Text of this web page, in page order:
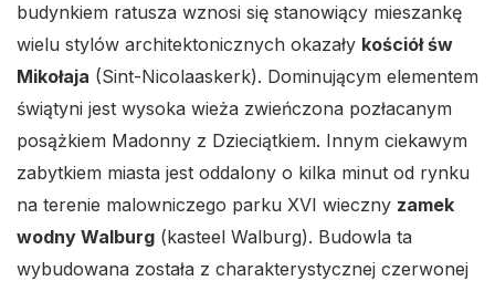
budynkiem ratusza wznosi się stanowiący mieszankę
wielu stylów architektonicznych okazały kościół św
Mikołaja (Sint-Nicolaaskerk). Dominującym elementem
świątyni jest wysoka wieża zwieńczona pozłacanym
posążkiem Madonny z Dzieciątkiem. Innym ciekawym
zabytkiem miasta jest oddalony o kilka minut od rynku
na terenie malowniczego parku XVI wieczny zamek
wodny Walburg (kasteel Walburg). Budowla ta
wybudowana została z charakterystycznej czerwonej